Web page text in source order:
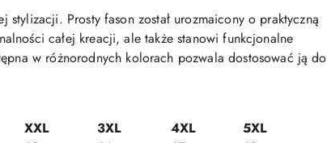
Prosty fason został urozmaicony o praktyczną
całej kreacji, ale także stanowi funkcjonalne
w różnorodnych kolorach pozwala dostosować ją do
XXL 3XL 4XL
5XL